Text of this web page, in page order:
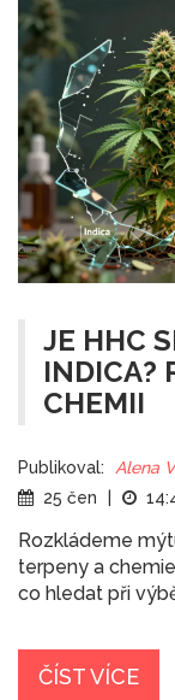
JE HHC
INDICA?
CHEMII
Publikoval: Alena
25 čen
Rozkládeme
terpeny a
co hledat při
ČÍST VÍCE